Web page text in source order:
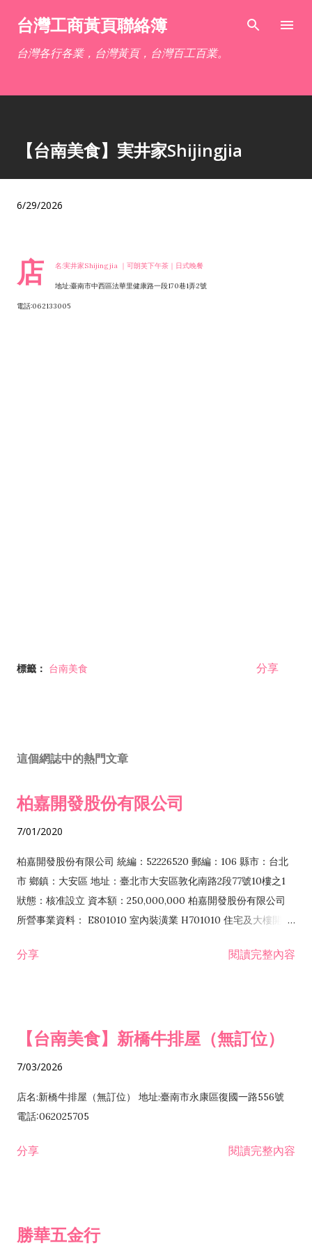
跳到主要內容
台灣工商黃頁聯絡簿
台灣各行各業，台灣黃頁，台灣百工百業。
【台南美食】実井家Shijingjia
6/29/2026
店 名:実井家Shijingjia ｜可朗芙下午茶｜日式晚餐
地址:臺南市中西區法華里健康路一段170巷1弄2號
電話:062133005
標籤： 台南美食 分享
這個網誌中的熱門文章
柏嘉開發股份有限公司
7/01/2020
柏嘉開發股份有限公司 統編：52226520 郵編：106 縣市：台北
市 鄉鎮：大安區 地址：臺北市大安區敦化南路2段77號10樓之1
狀態：核准設立 資本額：250,000,000 柏嘉開發股份有限公司
所營事業資料： E801010 室內裝潢業 H701010 住宅及大樓開發
發業 H703090 不動產買賣業 H703100 不動產租賃業 I503010
分享 閱讀完整內容
【台南美食】新橋牛排屋（無訂位）
7/03/2026
店名:新橋牛排屋（無訂位） 地址:臺南市永康區復國一路556號
電話:062025705
分享 閱讀完整內容
勝華五金行